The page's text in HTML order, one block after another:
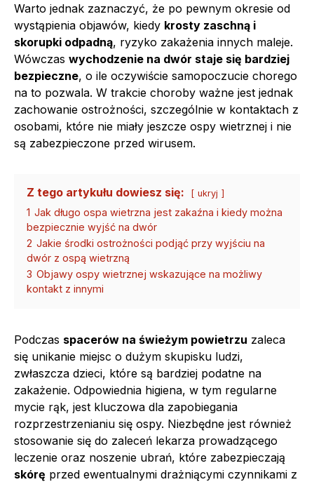
Warto jednak zaznaczyć, że po pewnym okresie od
wystąpienia objawów, kiedy krosty zaschną i
skorupki odpadną, ryzyko zakażenia innych maleje.
Wówczas wychodzenie na dwór staje się bardziej
bezpieczne, o ile oczywiście samopoczucie chorego
na to pozwala. W trakcie choroby ważne jest jednak
zachowanie ostrożności, szczególnie w kontaktach z
osobami, które nie miały jeszcze ospy wietrznej i nie
są zabezpieczone przed wirusem.
Z tego artykułu dowiesz się: ukryj
1 Jak długo ospa wietrzna jest zakaźna i kiedy można
bezpiecznie wyjść na dwór
2 Jakie środki ostrożności podjąć przy wyjściu na
dwór z ospą wietrzną
3 Objawy ospy wietrznej wskazujące na możliwy
kontakt z innymi
Podczas spacerów na świeżym powietrzu zaleca
się unikanie miejsc o dużym skupisku ludzi,
zwłaszcza dzieci, które są bardziej podatne na
zakażenie. Odpowiednia higiena, w tym regularne
mycie rąk, jest kluczowa dla zapobiegania
rozprzestrzenianiu się ospy. Niezbędne jest również
stosowanie się do zaleceń lekarza prowadzącego
leczenie oraz noszenie ubrań, które zabezpieczają
skórę przed ewentualnymi drażniącymi czynnikami z